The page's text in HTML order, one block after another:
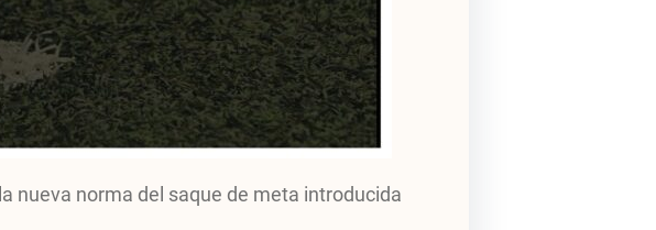
nueva norma del saque de meta introducida